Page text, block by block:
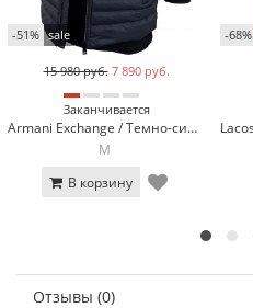
-51% sale
15 980 руб. 7 890 руб.
Заканчивается
Armani Exchange / Темно-синяя жилетка Armani Exchange EA-461-2
M
В корзину
-68%
Отзывы (0)